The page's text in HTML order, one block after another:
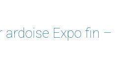
ardoise Expo fin –